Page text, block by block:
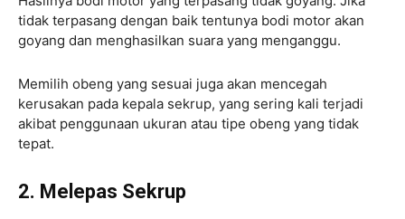
tidak terpasang dengan baik tentunya bodi motor akan
goyang dan menghasilkan suara yang menganggu.
Memilih obeng yang sesuai juga akan mencegah
kerusakan pada kepala sekrup, yang sering kali terjadi
akibat penggunaan ukuran atau tipe obeng yang tidak
tepat.
2. Melepas Sekrup